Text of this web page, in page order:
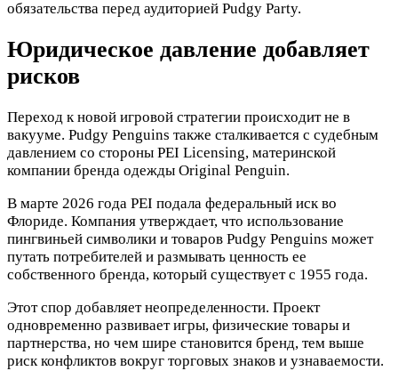
обязательства перед аудиторией Pudgy Party.
Юридическое давление добавляет
рисков
Переход к новой игровой стратегии происходит не в
вакууме. Pudgy Penguins также сталкивается с судебным
давлением со стороны PEI Licensing, материнской
компании бренда одежды Original Penguin.
В марте 2026 года PEI подала федеральный иск во
Флориде. Компания утверждает, что использование
пингвиньей символики и товаров Pudgy Penguins может
путать потребителей и размывать ценность ее
собственного бренда, который существует с 1955 года.
Этот спор добавляет неопределенности. Проект
одновременно развивает игры, физические товары и
партнерства, но чем шире становится бренд, тем выше
риск конфликтов вокруг торговых знаков и узнаваемости.